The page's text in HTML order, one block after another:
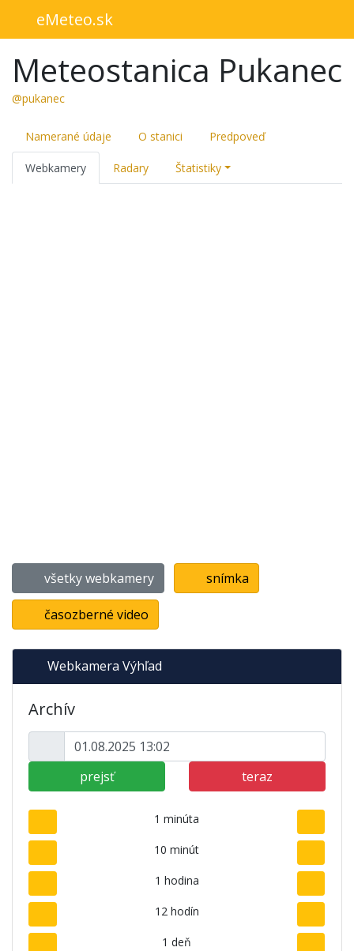
eMeteo.sk
Meteostanica Pukanec
@pukanec
Namerané údaje O stanici Predpoveď
Webkamery Radary Štatistiky
všetky webkamery snímka
časozberné video
Webkamera Výhľad
Archív
prejsť teraz
1 minúta
10 minút
1 hodina
12 hodín
1 deň